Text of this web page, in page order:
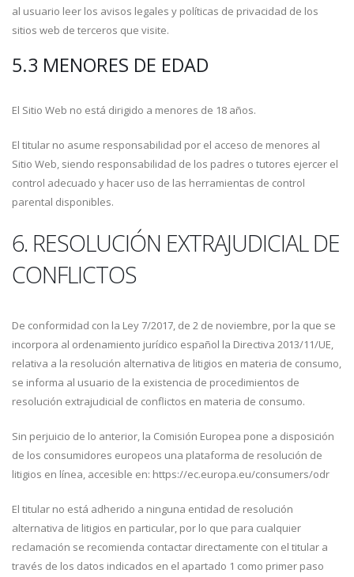
al usuario leer los avisos legales y políticas de privacidad de los
sitios web de terceros que visite.
5.3 MENORES DE EDAD
El Sitio Web no está dirigido a menores de 18 años.
El titular no asume responsabilidad por el acceso de menores al
Sitio Web, siendo responsabilidad de los padres o tutores ejercer el
control adecuado y hacer uso de las herramientas de control
parental disponibles.
6. RESOLUCIÓN EXTRAJUDICIAL DE
CONFLICTOS
De conformidad con la Ley 7/2017, de 2 de noviembre, por la que se
incorpora al ordenamiento jurídico español la Directiva 2013/11/UE,
relativa a la resolución alternativa de litigios en materia de consumo,
se informa al usuario de la existencia de procedimientos de
resolución extrajudicial de conflictos en materia de consumo.
Sin perjuicio de lo anterior, la Comisión Europea pone a disposición
de los consumidores europeos una plataforma de resolución de
litigios en línea, accesible en: https://ec.europa.eu/consumers/odr
El titular no está adherido a ninguna entidad de resolución
alternativa de litigios en particular, por lo que para cualquier
reclamación se recomienda contactar directamente con el titular a
través de los datos indicados en el apartado 1 como primer paso